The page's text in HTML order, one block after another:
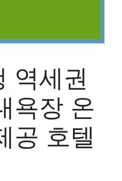
역세권
욕장 온
공 호텔